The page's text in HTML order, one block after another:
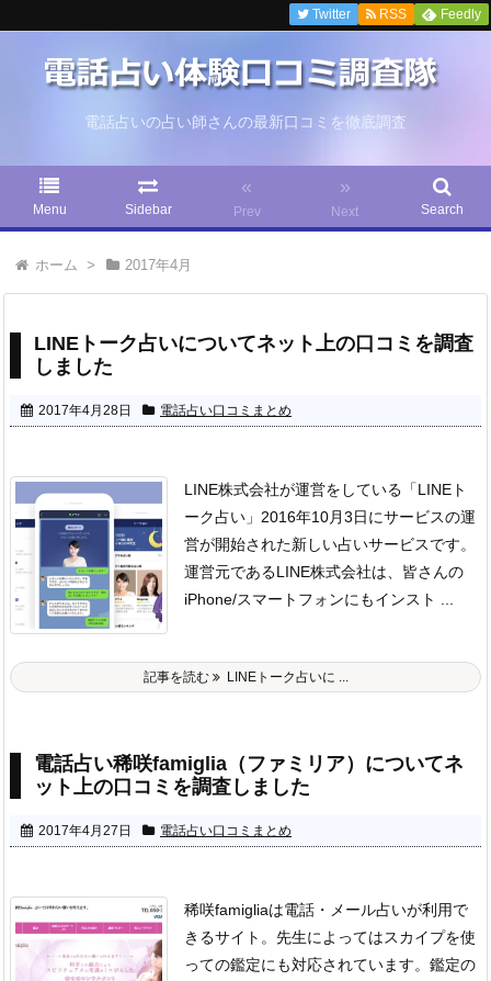
電話占いの占い師さんの最新口コミを徹底調査
Menu Sidebar
«
Prev
»
Next Search
Twitter RSS Feedly
ホーム > 2017年4月
LINEトーク占いについてネット上の口コミを調査
しました
2017年4月28日 電話占い口コミまとめ
LINE株式会社が運営をしている「LINEト
ーク占い」 2016年10月3日にサービスの運
営が開始された新しい占いサービスです。
運営元であるLINE株式会社は、皆さんの
iPhone/スマートフォンにもインスト ...
記事を読む LINEトーク占いに ...
電話占い稀咲famiglia（ファミリア）についてネ
ット上の口コミを調査しました
2017年4月27日 電話占い口コミまとめ
稀咲famigliaは電話・メール占いが利用で
きるサイト。 先生によってはスカイプを使
っての鑑定にも対応されています。 鑑定の